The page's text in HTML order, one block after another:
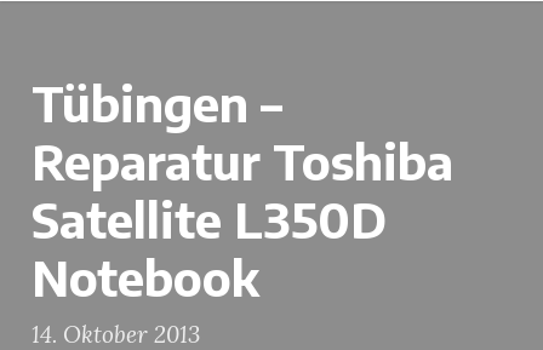
Tübingen –
Reparatur Toshiba
Satellite L350D
Notebook
14. Oktober 2013